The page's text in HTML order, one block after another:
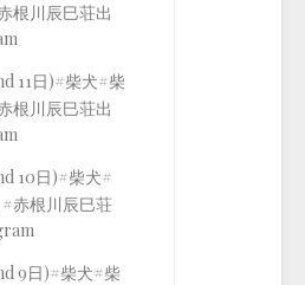
根川辰巳荘出
11日)#柴犬#柴
根川辰巳荘出
10日)#柴犬#
赤根川辰巳荘
9日)#柴犬#柴